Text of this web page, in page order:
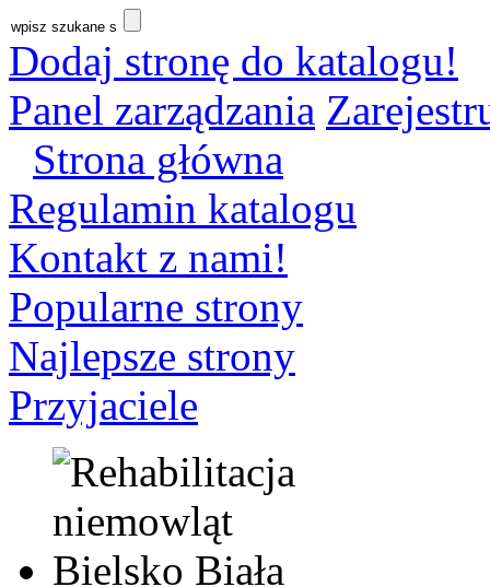
Dodaj stronę do katalogu!
Panel zarządzania
Strona główna
Regulamin katalogu
Kontakt z nami!
Popularne strony
Najlepsze strony
Przyjaciele